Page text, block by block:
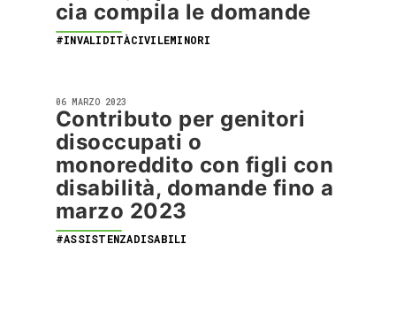
cia compila le domande
#INVALIDITÀCIVILEMINORI
06 MARZO 2023
Contributo per genitori
disoccupati o
monoreddito con figli con
disabilità, domande fino a
marzo 2023
#ASSISTENZADISABILI